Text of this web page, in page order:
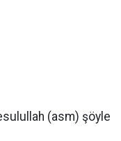
(asm) şöyle